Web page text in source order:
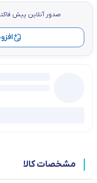
صدور آنلاین پيش
مشخصات کالا